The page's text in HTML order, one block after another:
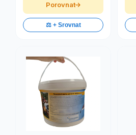
Porovnat
⚖️ + Srovnat